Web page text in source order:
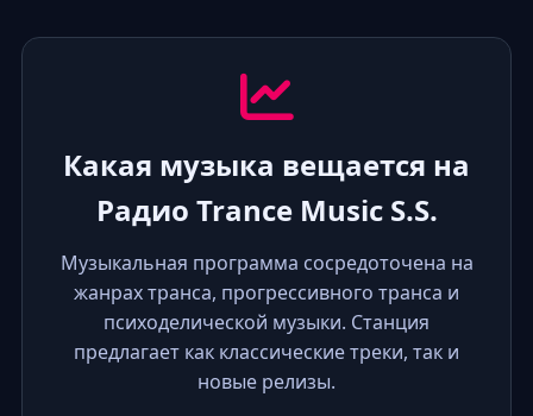
Какая музыка вещается на
Радио Trance Music S.S.
Музыкальная программа сосредоточена на
жанрах транса, прогрессивного транса и
психоделической музыки. Станция
предлагает как классические треки, так и
новые релизы.